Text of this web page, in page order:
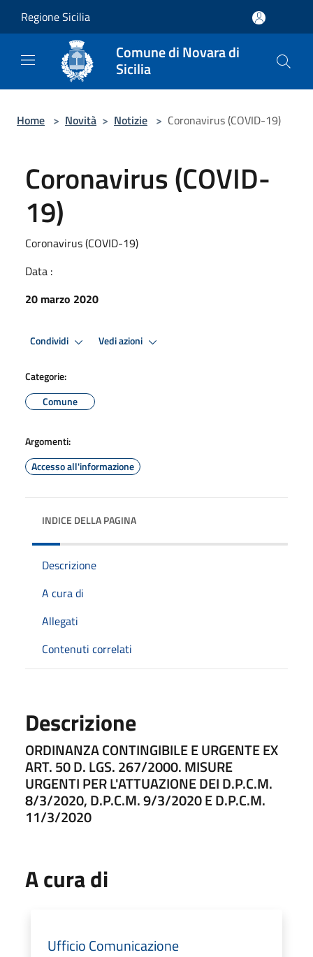
Regione Sicilia
Comune di Novara di
Sicilia
Home > Novità > Notizie > Coronavirus (COVID-19)
Coronavirus (COVID-
19)
Coronavirus (COVID-19)
Data :
20 marzo 2020
Condividi Vedi azioni
Categorie:
Comune
Argomenti:
Accesso all'informazione
INDICE DELLA PAGINA
Descrizione
A cura di
Allegati
Contenuti correlati
Descrizione
ORDINANZA CONTINGIBILE E URGENTE EX
ART. 50 D. LGS. 267/2000. MISURE
URGENTI PER L'ATTUAZIONE DEI D.P.C.M.
8/3/2020, D.P.C.M. 9/3/2020 E D.P.C.M.
11/3/2020
A cura di
Ufficio Comunicazione